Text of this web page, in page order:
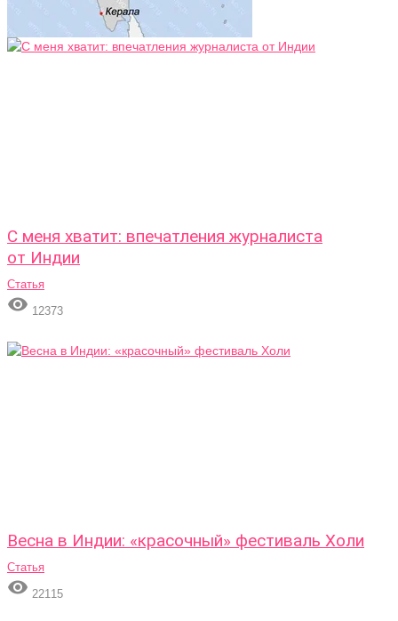
С меня хватит: впечатления журналиста
от Индии
Статья
 12373
Весна в Индии: «красочный» фестиваль Холи
Статья
 22115